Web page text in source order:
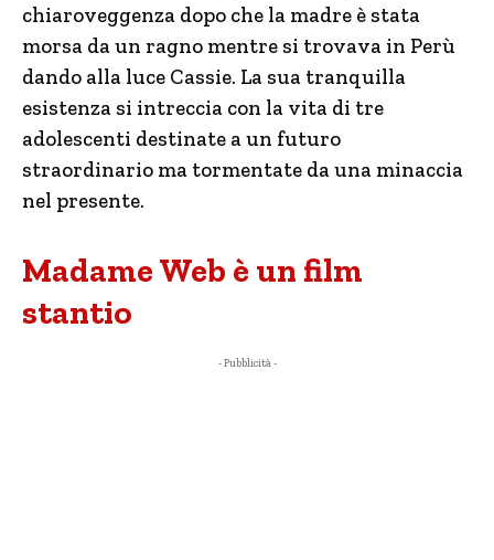
chiaroveggenza dopo che la madre è stata
morsa da un ragno mentre si trovava in Perù
dando alla luce Cassie. La sua tranquilla
esistenza si intreccia con la vita di tre
adolescenti destinate a un futuro
straordinario ma tormentate da una minaccia
nel presente.
Madame Web è un film
stantio
- Pubblicità -